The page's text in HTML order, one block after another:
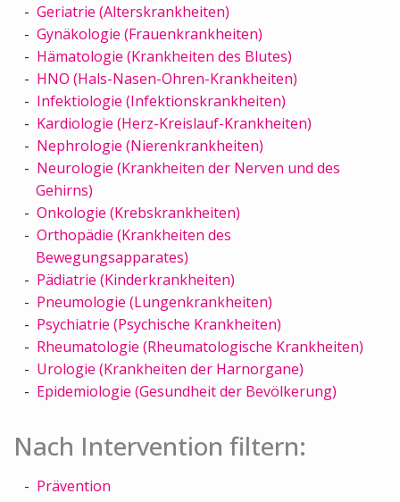
Geriatrie (Alterskrankheiten)
Gynäkologie (Frauenkrankheiten)
Hämatologie (Krankheiten des Blutes)
HNO (Hals-Nasen-Ohren-Krankheiten)
Infektiologie (Infektionskrankheiten)
Kardiologie (Herz-Kreislauf-Krankheiten)
Nephrologie (Nierenkrankheiten)
Neurologie (Krankheiten der Nerven und des
Gehirns)
Onkologie (Krebskrankheiten)
Orthopädie (Krankheiten des
Bewegungsapparates)
Pädiatrie (Kinderkrankheiten)
Pneumologie (Lungenkrankheiten)
Psychiatrie (Psychische Krankheiten)
Rheumatologie (Rheumatologische Krankheiten)
Urologie (Krankheiten der Harnorgane)
Epidemiologie (Gesundheit der Bevölkerung)
Nach Intervention filtern:
Prävention